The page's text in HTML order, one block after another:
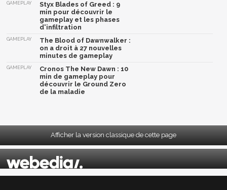
GAMEPLAY
Styx Blades of Greed : 9
min pour découvrir le
gameplay et les phases
d'infiltration
GAMEPLAY
The Blood of Dawnwalker :
on a droit à 27 nouvelles
minutes de gameplay
GAMEPLAY
Cronos The New Dawn : 10
min de gameplay pour
découvrir le Ground Zero
de la maladie
Afficher la version classique de cette page